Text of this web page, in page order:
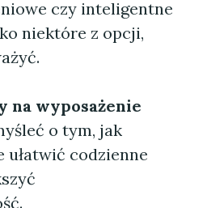
czy inteligentne
niektóre z opcji,
na wyposażenie
o tym, jak
ułatwić codzienne